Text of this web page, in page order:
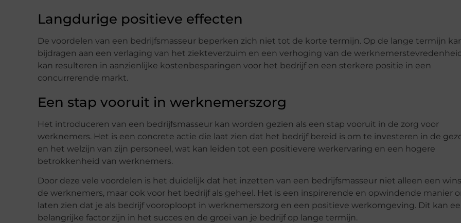
Langdurige positieve effecten
De voordelen van een bedrijfsmasseur beperken zich niet tot de korte termijn. Op de lange termijn
bijdragen aan een verlaging van het ziekteverzuim en een verhoging van de
kan resulteren in aanzienlijke kostenbesparingen voor het bedrijf en een sterkere positie in een
concurrerende markt.
Een stap vooruit in werknemerszorg
Het introduceren van een bedrijfsmasseur kan worden gezien als een stap vooruit in de zorg voor
werknemers. Het is een concrete actie die laat zien dat het bedrijf bereid is om te investeren in de
en het welzijn van zijn personeel, wat kan leiden tot een positievere werkervaring en een hogere
betrokkenheid van werknemers.
Door deze vele voordelen is het duidelijk dat het inzetten van een bedrijfsmasseur niet alleen een
de werknemers, maar ook voor het bedrijf als geheel. Het is een inspirerende en opwindende manier
laten zien dat je als bedrijf vooroploopt in werknemerszorg en een positieve werkomgeving. Dit kan
belangrijke factor zijn in het succes en de groei van je bedrijf op lange termijn.